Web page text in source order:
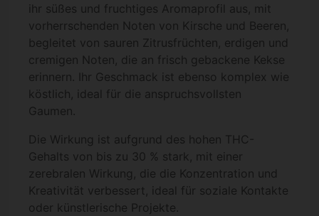
ihr süßes und fruchtiges Aromaprofil aus, mit
vorherrschenden Noten von Kirsche und Beeren,
begleitet von sauren Zitrusfrüchten, erdigen und
cremigen Noten, die an frisch gebackene Kekse
erinnern. Ihr Geschmack ist ebenso komplex wie
köstlich, ideal für die anspruchsvollsten
Gaumen.
Die Wirkung ist aufgrund des hohen THC-
Gehalts von bis zu 30 % stark, mit einer
zerebralen Wirkung, die die Konzentration und
Kreativität verbessert, ideal für soziale Kontakte
oder künstlerische Projekte.